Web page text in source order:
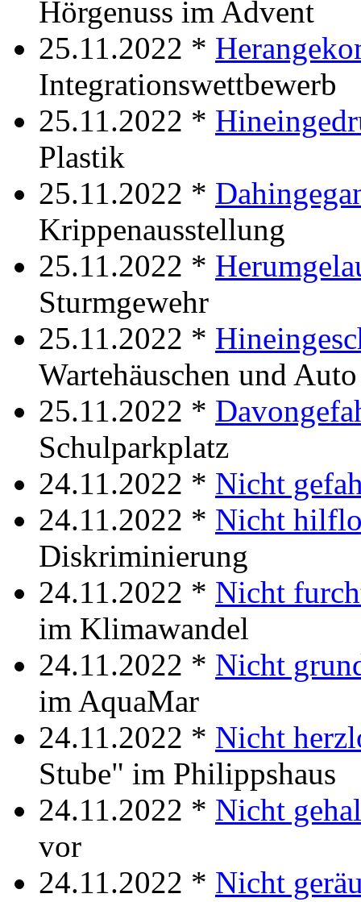
Hörgenuss im Advent
25.11.2022 *
Integrationswettbewerb
25.11.2022 *
Plastik
25.11.2022 *
Krippenausstellung
25.11.2022 *
Sturmgewehr
25.11.2022 *
Wartehäuschen und
25.11.2022 *
Schulparkplatz
24.11.2022 * Nicht
24.11.2022 * Nicht
Diskriminierung
24.11.2022 * Nicht
im Klimawandel
24.11.2022 * Nicht
im AquaMar
24.11.2022 * Nicht
Stube" im Philippshaus
24.11.2022 * Nicht
vor
24.11.2022 * Nicht